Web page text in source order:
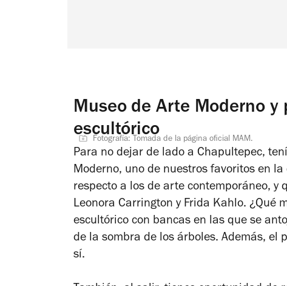
Museo de Arte Moderno
escultórico
Fotografía: Tomada de la página oficial MAM.
Para no dejar de lado a Chapultepec,
Moderno, uno de nuestros favoritos en
respecto a los de arte contemporáneo, y
Leonora Carrington y Frida Kahlo. ¿Qué
escultórico con bancas en las que se
de la sombra de los árboles. Además, el
sí.